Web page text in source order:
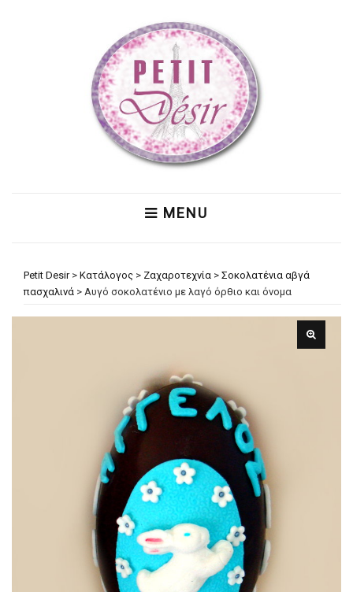
MENU
Petit Desir> Κατάλογος > Ζαχαροτεχνία > Σοκολατένια αβγά
πασχαλινά > Αυγό σοκολατένιο με λαγό όρθιο και όνομα